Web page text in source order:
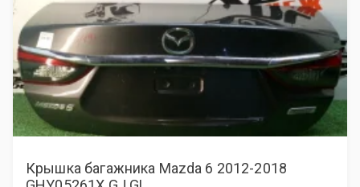
Крышка багажника Mazda 6 2012-2018